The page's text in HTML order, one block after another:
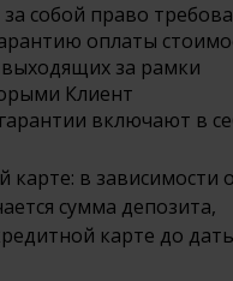
собой право
оплаты
за рамки
Клиент
включают в
карте: в зависимости
сумма депозита,
карте до